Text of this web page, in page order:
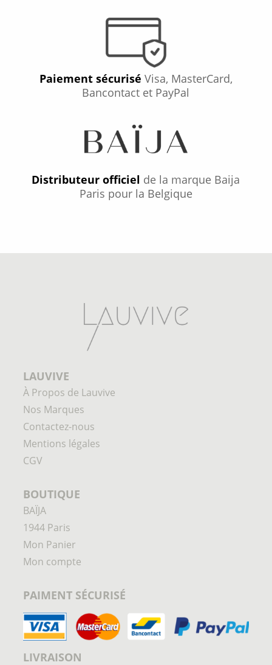
Paiement sécurisé Visa, MasterCard,
Bancontact et PayPal
Distributeur officiel de la marque Baija
Paris pour la Belgique
LAUVIVE
À Propos de Lauvive
Nos Marques
Contactez-nous
Mentions légales
CGV
BOUTIQUE
BAÏJA
1944 Paris
Mon Panier
Mon compte
PAIMENT SÉCURISÉ
LIVRAISON